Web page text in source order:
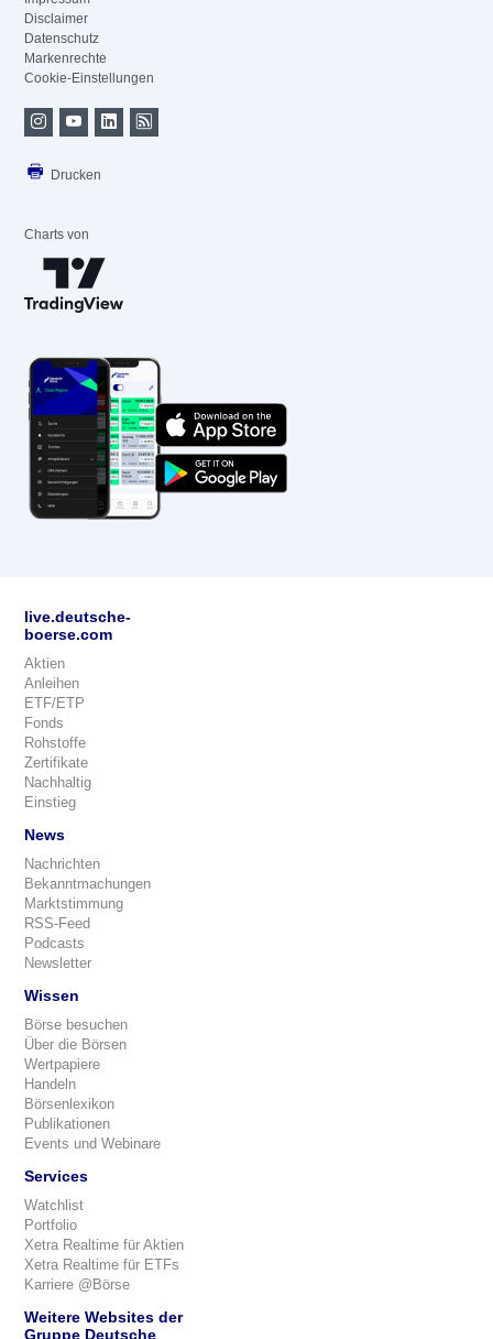
Disclaimer
Datenschutz
Markenrechte
Cookie-Einstellungen
Drucken
Charts von
live.deutsche-
boerse.com
Aktien
Anleihen
ETF/ETP
Fonds
Rohstoffe
Zertifikate
Nachhaltig
Einstieg
News
Nachrichten
Bekanntmachungen
Marktstimmung
RSS-Feed
Podcasts
Newsletter
Wissen
Börse besuchen
Über die Börsen
Wertpapiere
Handeln
Börsenlexikon
Publikationen
Events und Webinare
Services
Watchlist
Portfolio
Xetra Realtime für Aktien
Xetra Realtime für ETFs
Karriere @Börse
Weitere Websites der
Gruppe Deutsche